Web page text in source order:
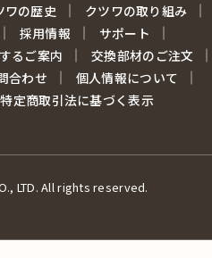
ワの歴史
クツワの取り組み
採用情報
サポート
るご案内
交換部材のご注文
合わせ
個人情報について
特定商取引法に基づく表示
LTD. All rights reserved.